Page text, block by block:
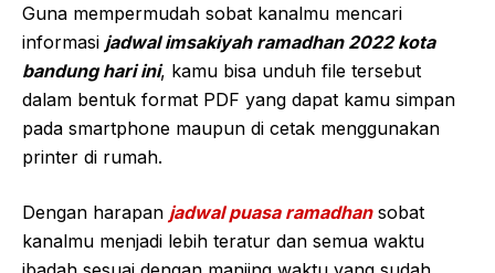
Guna mempermudah sobat kanalmu mencari
informasi jadwal imsakiyah ramadhan 2022 kota
bandung hari ini, kamu bisa unduh file tersebut
dalam bentuk format PDF yang dapat kamu simpan
pada smartphone maupun di cetak menggunakan
printer di rumah.
Dengan harapan jadwal puasa ramadhansobat
kanalmu menjadi lebih teratur dan semua waktu